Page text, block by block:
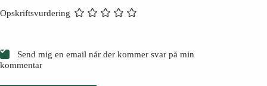
Opskriftsvurdering
Send mig en email når der kommer svar på min
kommentar